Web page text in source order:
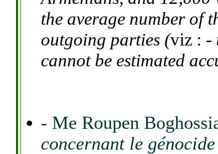
the average number of
outgoing parties (viz : -
cannot be estimated
- Me Roupen
concernant le